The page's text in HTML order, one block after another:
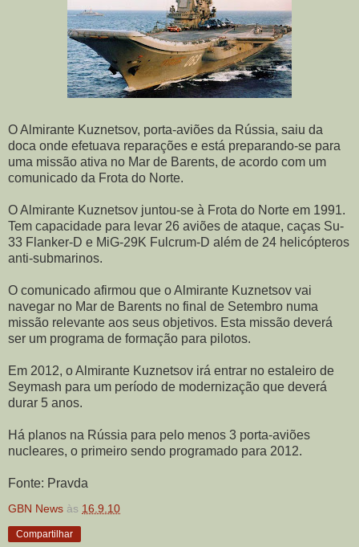
O Almirante Kuznetsov, porta-aviões da Rússia, saiu da
doca onde efetuava reparações e está preparando-se para
uma missão ativa no Mar de Barents, de acordo com um
comunicado da Frota do Norte.
O Almirante Kuznetsov juntou-se à Frota do Norte em 1991.
Tem capacidade para levar 26 aviões de ataque, caças Su-
33 Flanker-D e MiG-29K Fulcrum-D além de 24 helicópteros
anti-submarinos.
O comunicado afirmou que o Almirante Kuznetsov vai
navegar no Mar de Barents no final de Setembro numa
missão relevante aos seus objetivos. Esta missão deverá
ser um programa de formação para pilotos.
Em 2012, o Almirante Kuznetsov irá entrar no estaleiro de
Seymash para um período de modernização que deverá
durar 5 anos.
Há planos na Rússia para pelo menos 3 porta-aviões
nucleares, o primeiro sendo programado para 2012.
Fonte: Pravda
GBN News às 16.9.10
Compartilhar